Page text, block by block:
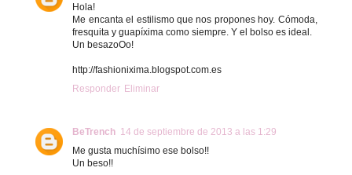
Hola!
Me encanta el estilismo que nos propones hoy. Cómoda,
fresquita y guapíxima como siempre. Y el bolso es ideal.
Un besazoOo!
http://fashionixima.blogspot.com.es
Responder Eliminar
BeTrench 14 de septiembre de 2013 a las 1:29
Me gusta muchísimo ese bolso!!
Un beso!!